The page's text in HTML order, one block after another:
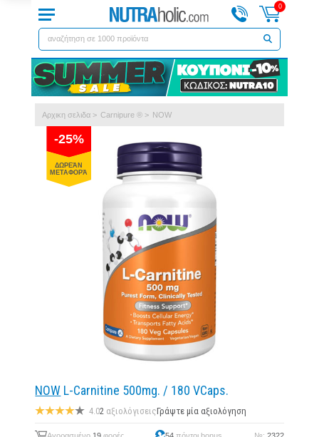
0
Αρχικη σελιδα > Carnipure ® > NOW
-25%
ΔΩΡΕΆΝ
ΜΕΤΑΦΟΡΆ
NOW L-Carnitine 500mg. / 180 VCaps.
4.02 αξιολόγισειςΓράψτε μία αξιολόγηση